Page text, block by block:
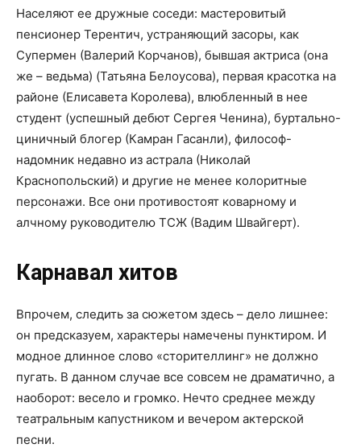
Населяют ее дружные соседи: мастеровитый
пенсионер Терентич, устраняющий засоры, как
Супермен (Валерий Корчанов), бывшая актриса (она
же – ведьма) (Татьяна Белоусова), первая красотка на
районе (Елисавета Королева), влюбленный в нее
студент (успешный дебют Сергея Ченина), буртально-
циничный блогер (Камран Гасанли), философ-
надомник недавно из астрала (Николай
Краснопольский) и другие не менее колоритные
персонажи. Все они противостоят коварному и
алчному руководителю ТСЖ (Вадим Швайгерт).
Карнавал хитов
Впрочем, следить за сюжетом здесь – дело лишнее:
он предсказуем, характеры намечены пунктиром. И
модное длинное слово «сторителлинг» не должно
пугать. В данном случае все совсем не драматично, а
наоборот: весело и громко. Нечто среднее между
театральным капустником и вечером актерской
песни.